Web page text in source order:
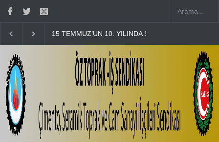
15 TEMMUZ’UN 10. YILINDA ŞEHİTLERİMİZİ